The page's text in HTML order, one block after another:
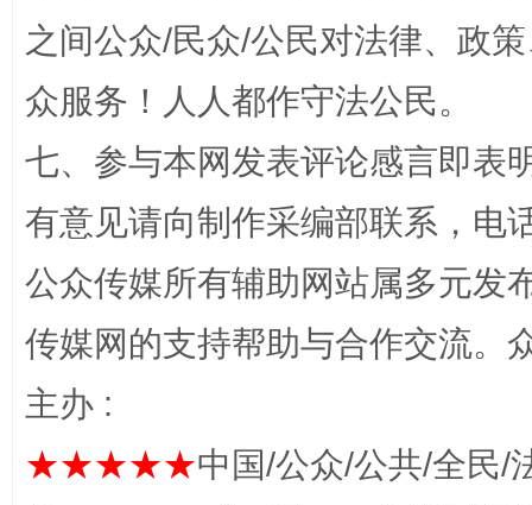
“蜀中异人”王建安的艺术幻境
完善运行机制助力责任有效落实
之间公众/民众/公民对法律、政
众服务！人人都作守法公民。
七、参与本网发表评论感言即表
有意见请向制作采编部联系，电
公众传媒所有辅助网站属多元发
传媒网的支持帮助与合作交流。
主办 :
★★★★★中国/公众/公共/全民/